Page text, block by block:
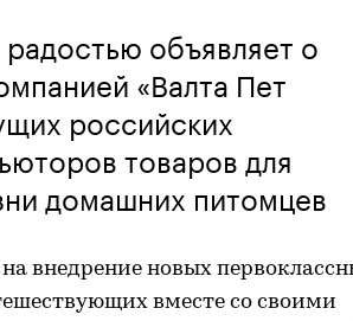
объявляет о
«Валта Пет
российских
товаров для
домашних питомцев
внедрение новых
вместе со своими